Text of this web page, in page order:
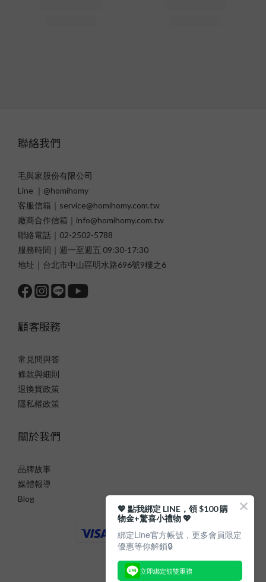
聯絡我們
毛與家股份有限公司
Line ｜@homihomy
客服信箱｜service@homihomy.com.tw
廠商合作信箱｜info@homihomy.com.tw
聯絡電話｜02-2502-5788
服務時間｜週一至週五 09:30-17:30
地址｜台北市中山區明水路696號9樓之6
顧客服務
常見問與答
條款與細則
退換貨政策
隱私權政策
關於我們
品牌故事
媒體報導
Blog
💖 點我綁定 LINE，領 $100 購
物金+驚喜小禮物 💖
綁定Line官方帳號，更多會員限定
優惠等你解鎖🔒
立即綁定領雙重禮